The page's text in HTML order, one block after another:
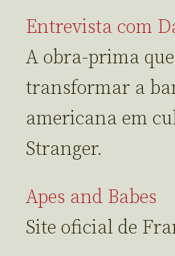
Entrevista com
A obra-prima
transformar a
americana em
Stranger.
Apes and Babes
Site oficial de